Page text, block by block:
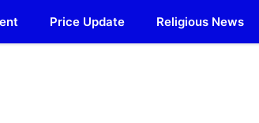
Price Update Religious News